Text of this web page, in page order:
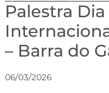
Palestra Dia
– Barra do
06/03/2026